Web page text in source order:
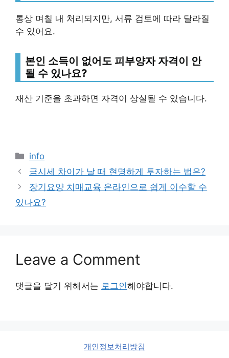
통상 며칠 내 처리되지만, 서류 검토에 따라 달라질
수 있어요.
본인 소득이 없어도 피부양자 자격이 안
될 수 있나요?
재산 기준을 초과하면 자격이 상실될 수 있습니다.
Categories
info
금시세 차이가 날 때 현명하게 투자하는 법은?
장기요양 치매교육 온라인으로 쉽게 이수할 수
있나요?
Leave a Comment
댓글을 달기 위해서는 로그인해야합니다.
개인정보처리방침